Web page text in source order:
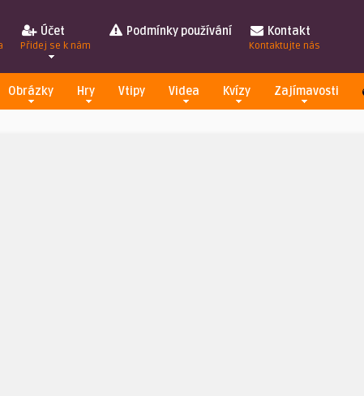
Účet
Přidej se k nám
Podmínky používání Kontakt
Kontaktujte nás
Obrázky Hry Vtipy Videa Kvízy Zajímavosti